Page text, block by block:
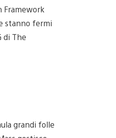
Framework
stanno fermi
di The
grandi folle